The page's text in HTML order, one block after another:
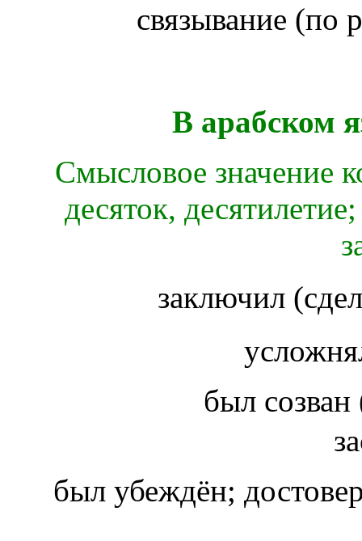
связывание (по
В арабском
Смысловое значение
десяток,
заключил
был созван
был убеждён;